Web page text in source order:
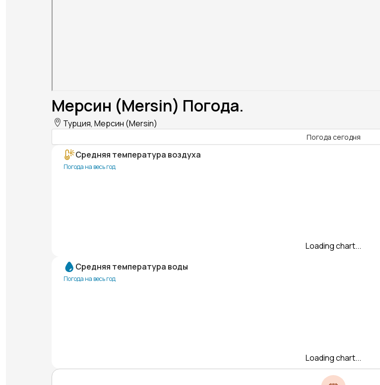
Мерсин (Mersin) Погода.
Турция, Мерсин (Mersin)
Погода сегодня
Средняя температура воздуха
Погода на весь год
Loading chart...
Средняя температура воды
Погода на весь год
Loading chart...